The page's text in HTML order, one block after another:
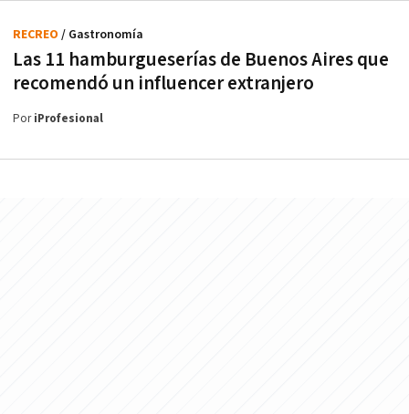
Las 11 hamburgueserías de Buenos Aires que
recomendó un influencer extranjero
RECREO / Gastronomía
PoriProfesional